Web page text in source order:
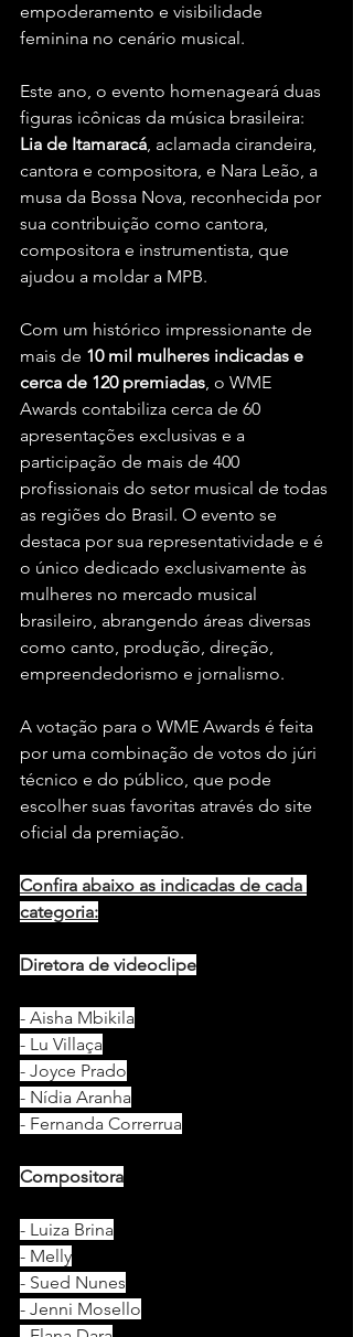
empoderamento e visibilidade
feminina no cenário musical.
Este ano, o evento homenageará duas
figuras icônicas da música brasileira:
Lia de Itamaracá, aclamada cirandeira,
cantora e compositora, e Nara Leão, a
musa da Bossa Nova, reconhecida por
sua contribuição como cantora,
compositora e instrumentista, que
ajudou a moldar a MPB.
Com um histórico impressionante de
mais de 10 mil mulheres indicadas e
cerca de 120 premiadas, o WME
Awards contabiliza cerca de 60
apresentações exclusivas e a
participação de mais de 400
profissionais do setor musical de todas
as regiões do Brasil. O evento se
destaca por sua representatividade e é
o único dedicado exclusivamente às
mulheres no mercado musical
brasileiro, abrangendo áreas diversas
como canto, produção, direção,
empreendedorismo e jornalismo.
A votação para o WME Awards é feita
por uma combinação de votos do júri
técnico e do público, que pode
escolher suas favoritas através do site
oficial da premiação.
Confira abaixo as indicadas de cada
categoria:
Diretora de videoclipe
- Aisha Mbikila
- Lu Villaça
- Joyce Prado
- Nídia Aranha
- Fernanda Correrrua
Compositora
- Luiza Brina
- Melly
- Sued Nunes
- Jenni Mosello